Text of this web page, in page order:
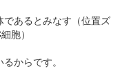
あるとみなす（位置ズ
胞）
からです。